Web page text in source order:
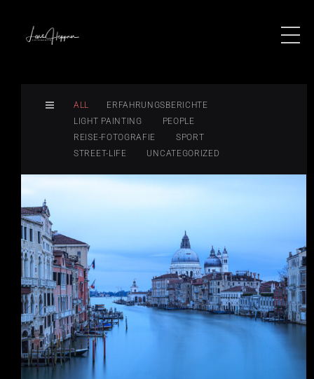
ALL
ERFAHRUNGSBERICHTE
LIGHT PAINTING
PEOPLE
REISE-FOTOGRAFIE
SPORT
STREET-LIFE
UNCATEGORIZED